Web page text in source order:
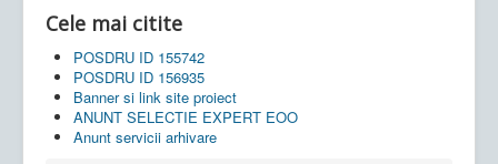
Cele mai citite
POSDRU ID 155742
POSDRU ID 156935
Banner si link site proiect
ANUNT SELECTIE EXPERT EOO
Anunt servicii arhivare